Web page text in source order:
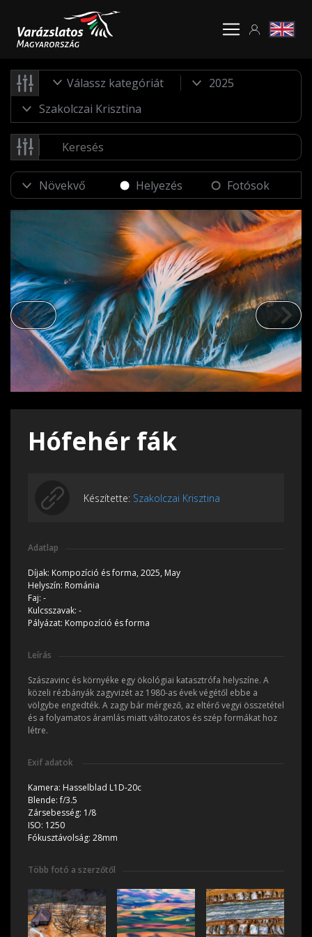
Válassz kategóriát
Helyezés Fotósok
Hófehér fák
Készítette: Szakolczai Krisztina
Adatlap
Díjak: Kompozíció és forma, 2025, May
Helyszín: Románia
Faj: -
Kulcsszavak: -
Pályázat: Kompozíció és forma
Leírás
Szászavinc és környéke egy ökológiai katasztrófa helyszíne. A
közeli rézbányák zagyvizét az 1980-as évek végétől ebbe a
völgybe engedték. A zagy bár mérgező, az eltérő vegyi összetétel
és a folyamatos áramlás miatt változatos és szép formákat hoz
létre.
Exif adatok
Kamera: Hasselblad L1D-20c
Blende:f/3.5
Zársebesség: 1/8
ISO: 1250
Fókusztávolság: 28mm
Több fotó a szerzőtől